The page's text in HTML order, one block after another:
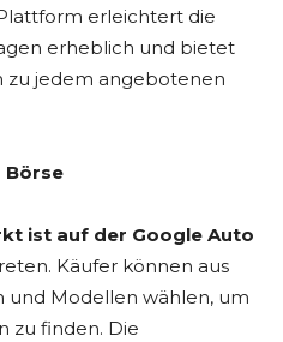
erleichtert die
erheblich und bietet
zu jedem angebotenen
Börse
ist auf der Google Auto
Käufer können aus
und Modellen wählen, um
zu finden. Die